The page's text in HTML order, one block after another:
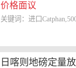
价格面议
关键词：进口
日喀则地磅定量